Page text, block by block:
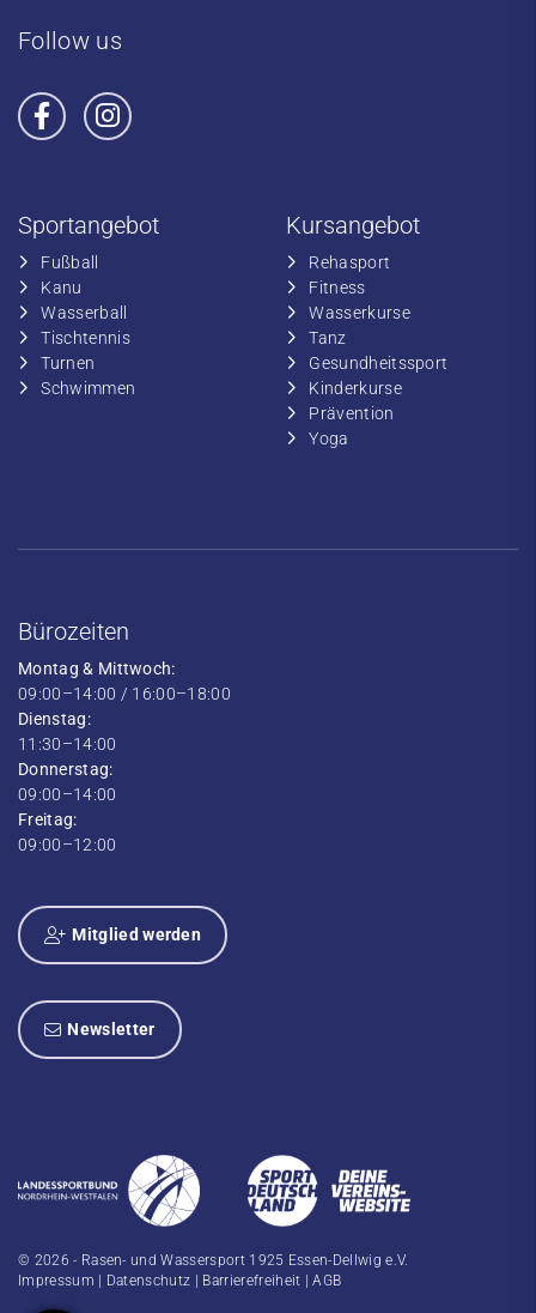
Follow us
Sportangebot
Fußball
​Kanu
​Wasserball
​Tischtennis
​​Turnen
​​Schwimmen
Kursangebot
​Rehasport
​​Fitness
​​Wasserkurse
​​Tanz
​Gesundheitssport
​Kinderkurse
Prävention
Yoga
Bürozeiten
Montag & Mittwoch:
09:00–14:00 / 16:00–18:00
Dienstag:
11:30–14:00
Donnerstag:
09:00–14:00
Freitag:
09:00–12:00
Mitglied werden
Newsletter
© 2026 - Rasen- und Wassersport 1925 Essen-Dellwig e.V.
Impressum | Datenschutz | Barrierefreiheit |AGB